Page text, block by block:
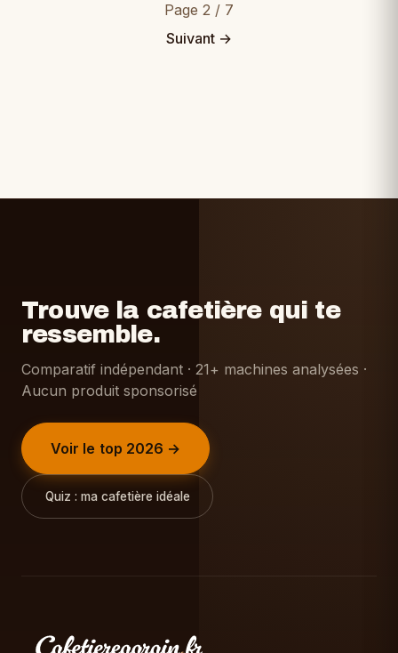
Page 2 / 7
Suivant →
Trouve la cafetière qui te
ressemble.
Comparatif indépendant · 21+ machines analysées ·
Aucun produit sponsorisé
Voir le top 2026 →
Quiz : ma cafetière idéale